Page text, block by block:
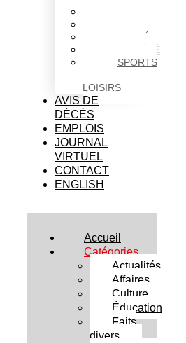
SOCIÉTÉ
SPORTS
LOISIRS
AVIS DE
DÉCÈS
EMPLOIS
JOURNAL
VIRTUEL
CONTACT
ENGLISH
Accueil
Catégories
Actualités
Affaires
Culture
Éducation
Faits
divers